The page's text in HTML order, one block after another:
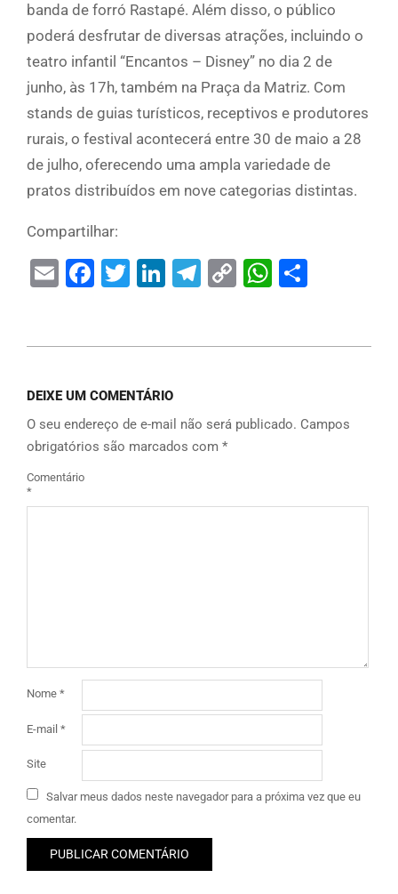
banda de forró Rastapé. Além disso, o público
poderá desfrutar de diversas atrações, incluindo o
teatro infantil “Encantos – Disney” no dia 2 de
junho, às 17h, também na Praça da Matriz. Com
stands de guias turísticos, receptivos e produtores
rurais, o festival acontecerá entre 30 de maio a 28
de julho, oferecendo uma ampla variedade de
pratos distribuídos em nove categorias distintas.
Compartilhar:
EmailFacebook
Twitter
LinkedIn
Telegram
Copy
DEIXE UM COMENTÁRIO
O seu endereço de e-mail não será publicado. Campos
obrigatórios são marcados com *
Comentário
*
Nome *
E-mail *
Site
Salvar meus dados neste navegador para a próxima vez que eu
comentar.